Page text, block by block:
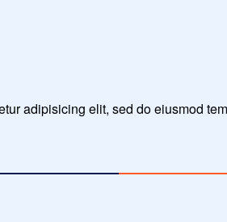
adipisicing elit, sed do eiusmod